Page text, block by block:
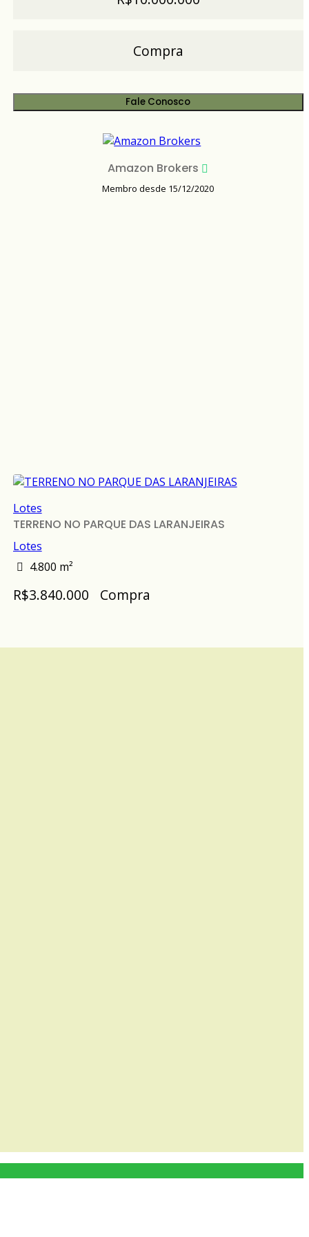
Compra
Fale Conosco
Amazon Brokers
Membro desde 15/12/2020
Lotes
TERRENO NO PARQUE DAS LARANJEIRAS
Lotes
4.800 m²
R$3.840.000 Compra